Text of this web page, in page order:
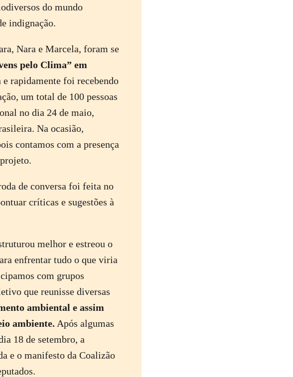
do mundo
indignação.
Nara e Marcela, foram se
pelo Clima” em
e rapidamente foi recebendo
um total de 100 pessoas
no dia 24 de maio,
Na ocasião,
contamos com a presença
de conversa foi feita no
críticas e sugestões à
melhor e estreou o
enfrentar tudo o que viria
com grupos
que reunisse diversas
ambiental e assim
ambiente. Após algumas
18 de setembro, a
e o manifesto da Coalizão